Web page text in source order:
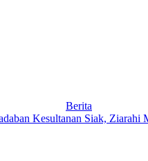
Berita
Kesultanan Siak, Ziarahi